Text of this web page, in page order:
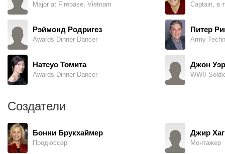
Major at Firebase, Vietnam
Рэймонд Родригез
Awards Dinner Dancer
Натсуо Томита
Awards Dinner Dancer
Captain, в
Питер
Джон
WWII
Создатели
Бонни Брукхаймер
Продюссер
Джир
Монтажер